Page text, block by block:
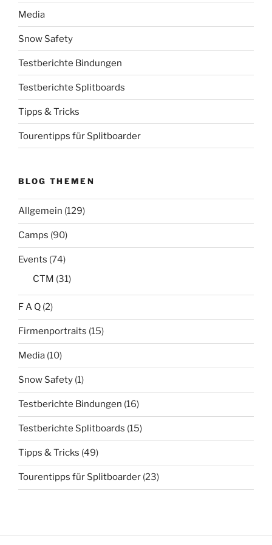
Media
Snow Safety
Testberichte Bindungen
Testberichte Splitboards
Tipps & Tricks
Tourentipps für Splitboarder
BLOG THEMEN
Allgemein (129)
Camps (90)
Events (74)
CTM (31)
F A Q (2)
Firmenportraits (15)
Media (10)
Snow Safety (1)
Testberichte Bindungen (16)
Testberichte Splitboards (15)
Tipps & Tricks (49)
Tourentipps für Splitboarder (23)